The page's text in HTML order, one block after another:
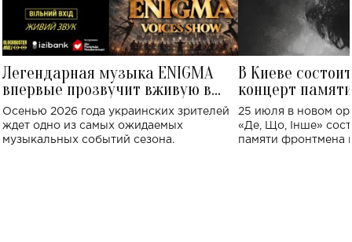
Легендарная музыка ENIGMA
впервые прозвучит вживую в
Украине: где состоится концерт
Осенью 2026 года украинских зрителей
ждет одно из самых ожидаемых
музыкальных событий сезона.
В Киеве
концерт
Клименко:
исполнят песни
25 июля в новом
«Де, Що, Інше»
памяти фронтмена